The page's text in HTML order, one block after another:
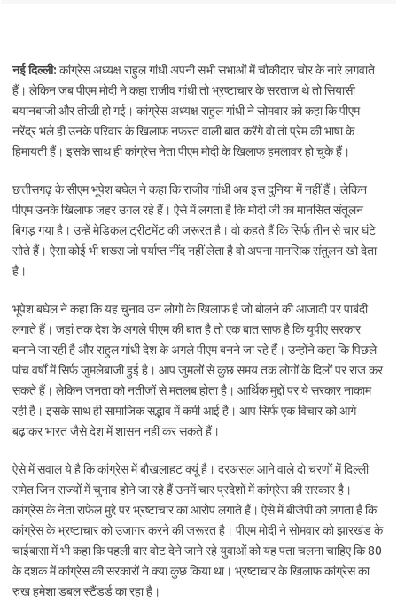
नई दिल्ली: कांग्रेस अध्यक्ष राहुल गांधी अपनी सभी सभाओं में चौकीदार चोर के नारे लगवाते
हैं। लेकिन जब पीएम मोदी ने कहा राजीव गांधी तो भ्रष्टाचार के सरताज थे तो सियासी
बयानबाजी और तीखी हो गई। कांग्रेस अध्यक्ष राहुल गांधी ने सोमवार को कहा कि पीएम
नरेंद्र भले ही उनके परिवार के खिलाफ नफरत वाली बात करेंगे वो तो प्रेम की भाषा के
हिमायती हैं। इसके साथ ही कांग्रेस नेता पीएम मोदी के खिलाफ हमलावर हो चुके हैं।
छत्तीसगढ़ के सीएम भूपेश बघेल ने कहा कि राजीव गांधी अब इस दुनिया में नहीं हैं। लेकिन
पीएम उनके खिलाफ जहर उगल रहे हैं। ऐसे में लगता है कि मोदी जी का मानसित संतूलन
बिगड़ गया है। उन्हें मेडिकल ट्रीटमेंट की जरूरत है। वो कहते हैं कि सिर्फ तीन से चार घंटे
सोते हैं। ऐसा कोई भी शख्स जो पर्याप्त नींद नहीं लेता है वो अपना मानसिक संतुलन खो देता
है।
भूपेश बघेल ने कहा कि यह चुनाव उन लोगों के खिलाफ है जो बोलने की आजादी पर पाबंदी
लगाते हैं। जहां तक देश के अगले पीएम की बात है तो एक बात साफ है कि यूपीए सरकार
बनाने जा रही है और राहुल गांधी देश के अगले पीएम बनने जा रहे हैं। उन्होंने कहा कि पिछले
पांच वर्षों में सिर्फ जुमलेबाजी हुई है। आप जुमलों से कुछ समय तक लोगों के दिलों पर राज कर
सकते हैं। लेकिन जनता को नतीजों से मतलब होता है। आर्थिक मुद्दों पर ये सरकार नाकाम
रही है। इसके साथ ही सामाजिक सद्भाव में कमी आई है। आप सिर्फ एक विचार को आगे
बढ़ाकर भारत जैसे देश में शासन नहीं कर सकते हैं।
ऐसे में सवाल ये है कि कांग्रेस में बौखलाहट क्यूं है। दरअसल आने वाले दो चरणों में दिल्ली
समेत जिन राज्यों में चुनाव होने जा रहे हैं उनमें चार प्रदेशों में कांग्रेस की सरकार है।
कांग्रेस के नेता राफेल मुद्दे पर भ्रष्टाचार का आरोप लगाते हैं। ऐसे में बीजेपी को लगता है कि
कांग्रेस के भ्रष्टाचार को उजागर करने की जरूरत है। पीएम मोदी ने सोमवार को झारखंड के
चाईबासा में भी कहा कि पहली बार वोट देने जाने रहे युवाओं को यह पता चलना चाहिए कि 80
के दशक में कांग्रेस की सरकारों ने क्या कुछ किया था। भ्रष्टाचार के खिलाफ कांग्रेस का
रुख हमेशा डबल स्टैंडर्ड का रहा है।